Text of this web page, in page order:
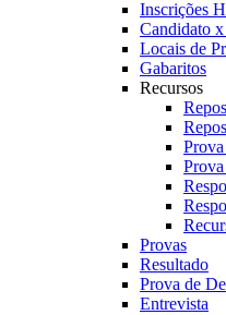
Inscrições
Candidato x
Locais de
Gabaritos
Recursos
Provas
Resultado
Prova de
Entrevista